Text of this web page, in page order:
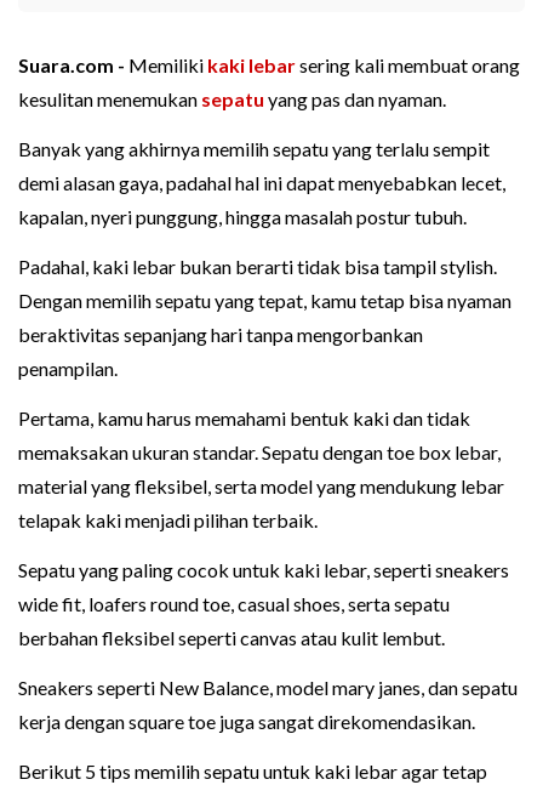
Suara.com - Memiliki kaki lebarsering kali membuat orang
kesulitan menemukan sepatu yang pas dan nyaman.
Banyak yang akhirnya memilih sepatu yang terlalu sempit
demi alasan gaya, padahal hal ini dapat menyebabkan lecet,
kapalan, nyeri punggung, hingga masalah postur tubuh.
Padahal, kaki lebar bukan berarti tidak bisa tampil stylish.
Dengan memilih sepatu yang tepat, kamu tetap bisa nyaman
beraktivitas sepanjang hari tanpa mengorbankan
penampilan.
Pertama, kamu harus memahami bentuk kaki dan tidak
memaksakan ukuran standar. Sepatu dengan toe box lebar,
material yang fleksibel, serta model yang mendukung lebar
telapak kaki menjadi pilihan terbaik.
Sepatu yang paling cocok untuk kaki lebar, seperti sneakers
wide fit, loafers round toe, casual shoes, serta sepatu
berbahan fleksibel seperti canvas atau kulit lembut.
Sneakers seperti New Balance, model mary janes, dan sepatu
kerja dengan square toe juga sangat direkomendasikan.
Berikut 5 tips memilih sepatu untuk kaki lebar agar tetap